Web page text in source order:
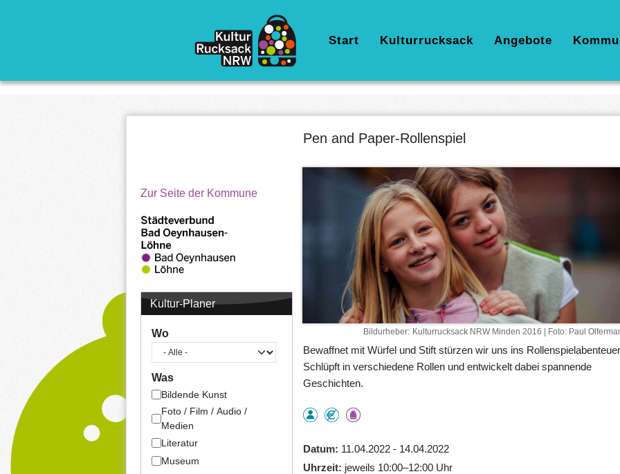
Hauptnavigation
Start Kulturrucksack Angebote
Zur Seite der Kommune
Kultur-Planer
Wo
Was
Bildende Kunst
Foto / Film / Audio /
Medien
Literatur
Museum
Pen and Paper-Rollenspiel
Bildurheber Kulturrucksack NRW Minden 2016 | Foto: Paul
Bewaffnet mit Würfel und Stift stürzen wir uns ins
Schlüpft in verschiedene Rollen und entwickelt dabei spannende
Geschichten.
Datum
11.04.2022 - 14.04.2022
Uhrzeit
jeweils 10:00–12:00 Uhr